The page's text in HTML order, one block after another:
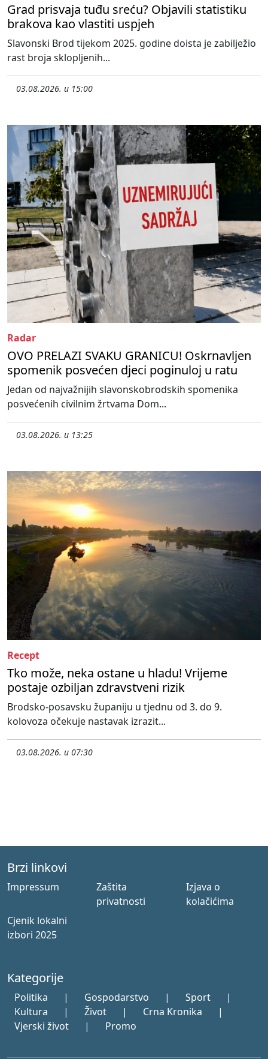
Grad prisvaja tuđu sreću? Objavili statistiku
brakova kao vlastiti uspjeh
Slavonski Brod tijekom 2025. godine doista je zabilježio
rast broja sklopljenih...
03.08.2026. u 15:00
Radar
OVO PRELAZI SVAKU GRANICU! Oskrnavljen
spomenik posvećen djeci poginuloj u ratu
Jedan od najvažnijih slavonskobrodskih spomenika
posvećenih civilnim žrtvama Dom...
03.08.2026. u 13:25
Recept
Tko može, neka ostane u hladu! Vrijeme
postaje ozbiljan zdravstveni rizik
Brodsko-posavsku županiju u tjednu od 3. do 9.
kolovoza očekuje nastavak izrazit...
03.08.2026. u 07:30
Brzi linkovi
Impressum
Zaštita
privatnosti
Izjava o
kolačićima
Cjenik lokalni
izbori 2025
Kategorije
Politika | Gospodarstvo | Sport
|
Kultura
| Život | Crna Kronika
|
Vjerski život
| Promo